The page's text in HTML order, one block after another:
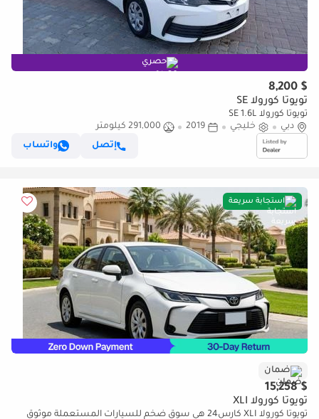
حصري
$ 8,200
تويوتا كورولا SE
تويوتا كورولا SE 1.6L
دبي
خليجي 2019
291,000 كيلومتر
إتصل
واتساب
استجابة سريعة
ضمان
$ 15,258
تويوتا كورولا XLI
تويوتا كورولا XLI كارس24 هي سوق ضخم للسيارات المستعملة موثوق